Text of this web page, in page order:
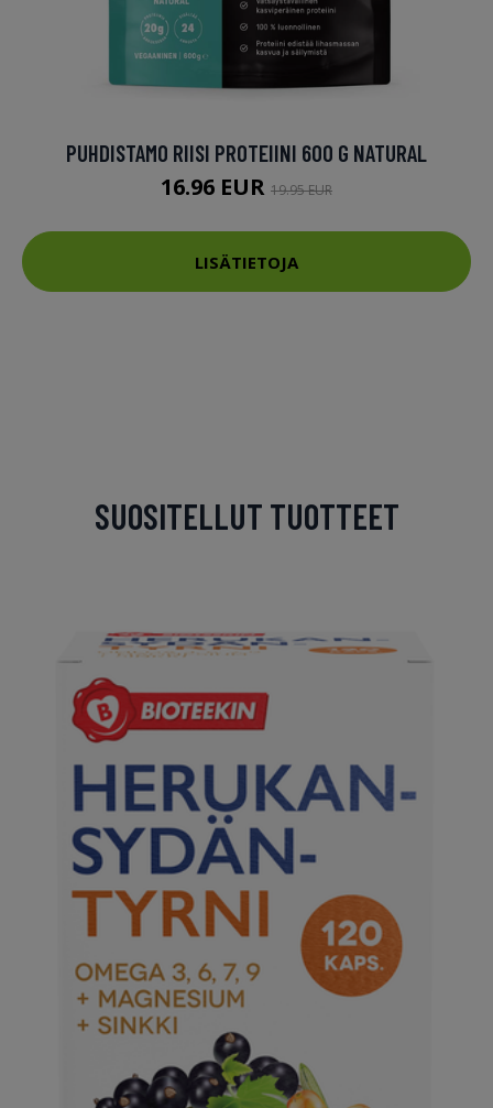
PUHDISTAMO RIISI PROTEIINI 600 G NATURAL
16.96 EUR 19.95 EUR
LISÄTIETOJA
SUOSITELLUT TUOTTEET